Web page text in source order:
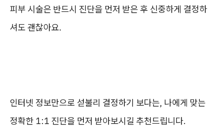
피부 시술은 반드시 진단을 먼저 받은 후 신중하게 결정하
셔도 괜찮아요.
인터넷 정보만으로 섣불리 결정하기 보다는, 나에게 맞는
정확한 1:1 진단을 먼저 받아보시길 추천드립니다.